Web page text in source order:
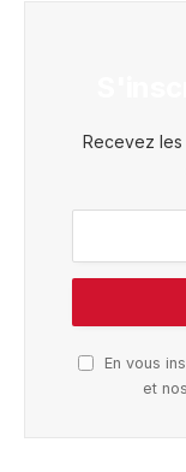
Recevez
En vous
et nos